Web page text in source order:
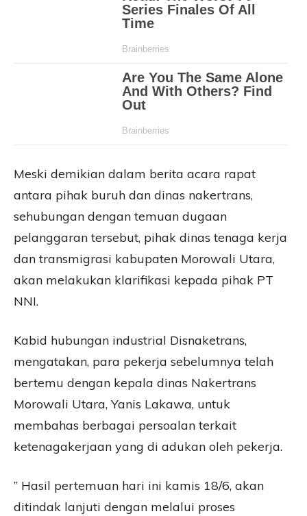
Meski demikian dalam berita acara rapat
antara pihak buruh dan dinas nakertrans,
sehubungan dengan temuan dugaan
pelanggaran tersebut, pihak dinas tenaga kerja
dan transmigrasi kabupaten Morowali Utara,
akan melakukan klarifikasi kepada pihak PT
NNI.
Kabid hubungan industrial Disnaketrans,
mengatakan, para pekerja sebelumnya telah
bertemu dengan kepala dinas Nakertrans
Morowali Utara, Yanis Lakawa, untuk
membahas berbagai persoalan terkait
ketenagakerjaan yang di adukan oleh pekerja.
” Hasil pertemuan hari ini kamis 18/6, akan
ditindak lanjuti dengan melalui proses